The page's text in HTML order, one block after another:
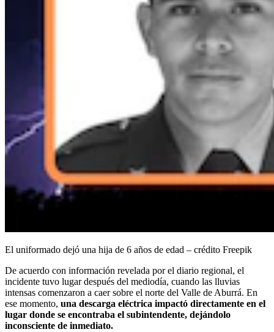
El uniformado dejó una hija de 6 años de edad – crédito Freepik
De acuerdo con información revelada por el diario regional, el
incidente tuvo lugar después del mediodía, cuando las lluvias
intensas comenzaron a caer sobre el norte del Valle de Aburrá. En
ese momento, una descarga eléctrica impactó directamente en el
lugar donde se encontraba el subintendente, dejándolo
inconsciente de inmediato.